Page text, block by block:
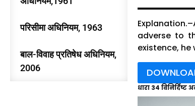
परिसीमा अधिनियम, 1963
बाल-विवाह प्रतिषेध अधिनियम,
2006
adverse to
existence, he
धारा 34